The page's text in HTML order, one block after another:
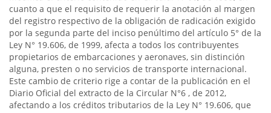
cuanto a que el requisito de requerir la anotación al margen
del registro respectivo de la obligación de radicación exigido
por la segunda parte del inciso penúltimo del artículo 5° de la
Ley N° 19.606, de 1999, afecta a todos los contribuyentes
propietarios de embarcaciones y aeronaves, sin distinción
alguna, presten o no servicios de transporte internacional.
Este cambio de criterio rige a contar de la publicación en el
Diario Oficial del extracto de la Circular N°6 , de 2012,
afectando a los créditos tributarios de la Ley N° 19.606, que